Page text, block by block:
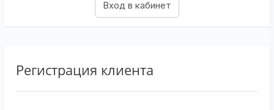
Регистрация клиента